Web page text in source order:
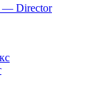
— Director